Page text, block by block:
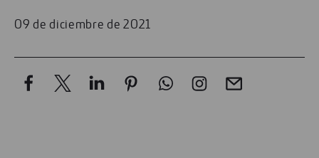
09 de diciembre de 2021